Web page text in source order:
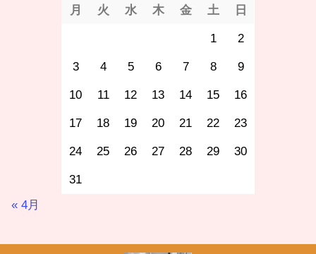
月 火 水 木 金 土 日
1 2
3 4 5 6 7 8 9
10 11 12 13 14 15 16
17 18 19 20 21 22 23
24 25 26 27 28 29 30
31
« 4月